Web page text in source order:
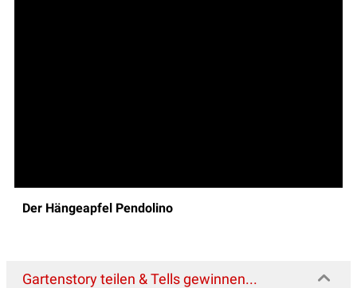
Der Hängeapfel Pendolino
Gartenstory teilen & Tells gewinnen...